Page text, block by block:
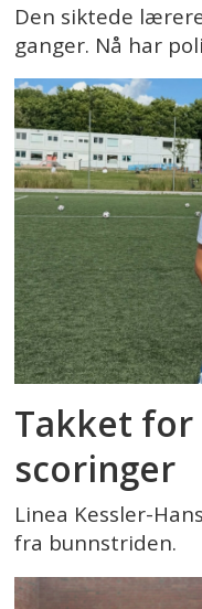
Den siktede
ganger. Nå har
Takket
scoringer
Linea Kessler-
fra bunnstriden.